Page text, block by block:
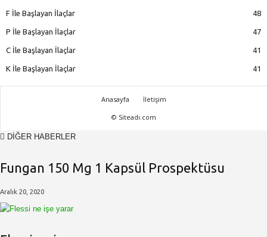
F İle Başlayan İlaçlar 48
P İle Başlayan İlaçlar 47
C İle Başlayan İlaçlar 41
K İle Başlayan İlaçlar 41
Anasayfa
İletişim
© Siteadı.com
DİĞER HABERLER
Fungan 150 Mg 1 Kapsül Prospektüsu
Aralık 20, 2020